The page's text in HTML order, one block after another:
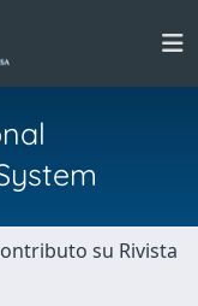
su Rivista